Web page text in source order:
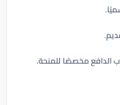
الدافع مخصصًا للمنحة.